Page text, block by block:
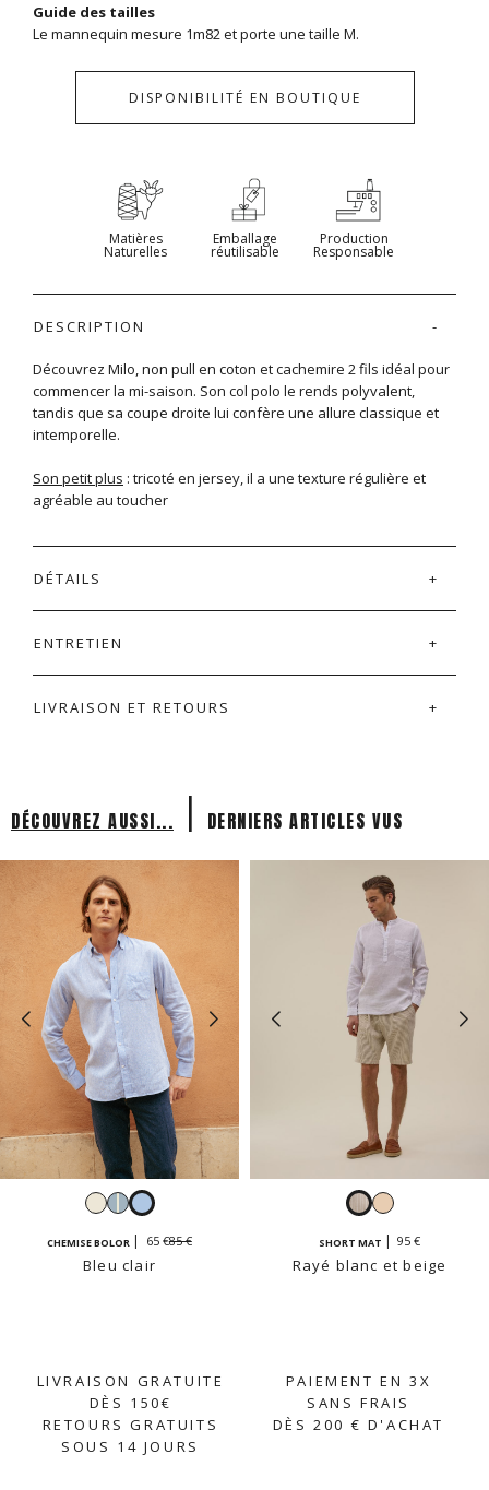
Guide des tailles
Le mannequin mesure 1m82 et porte une taille M.
DISPONIBILITÉ EN BOUTIQUE
Matières
Naturelles
Emballage
réutilisable
Production
Responsable
DESCRIPTION
Découvrez Milo, non pull en coton et cachemire 2 fils idéal pour
commencer la mi-saison. Son col polo le rends polyvalent,
tandis que sa coupe droite lui confère une allure classique et
intemporelle.
Son petit plus : tricoté en jersey, il a une texture régulière et
agréable au toucher
DÉTAILS
ENTRETIEN
LIVRAISON ET RETOURS
DÉCOUVREZ AUSSI... | DERNIERS ARTICLES VUS
BlancRayé
ciel
et
Bleu
CHEMISE BOLOR 65 €85 €
Bleu clair
Rayé
et
beige
Beige
SHORT MAT 95 €
Rayé blanc et beige
LIVRAISON GRATUITE
DÈS 150€
RETOURS GRATUITS
SOUS 14 JOURS
PAIEMENT EN 3X
SANS FRAIS
DÈS 200 € D'ACHAT